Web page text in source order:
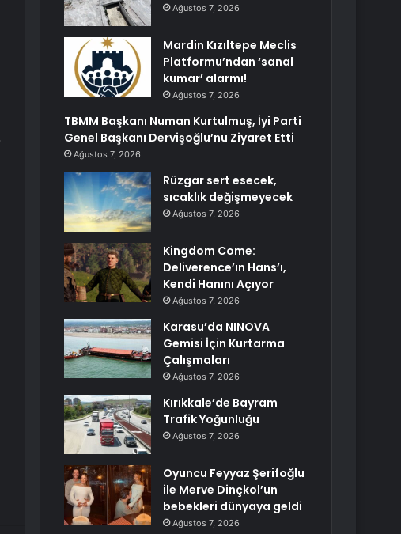
Ağustos 7, 2026
Mardin Kızıltepe Meclis
Platformu’ndan ‘sanal
kumar’ alarmı!
Ağustos 7, 2026
TBMM Başkanı Numan Kurtulmuş, İyi Parti
Genel Başkanı Dervişoğlu’nu Ziyaret Etti
Ağustos 7, 2026
Rüzgar sert esecek,
sıcaklık değişmeyecek
Ağustos 7, 2026
Kingdom Come:
Deliverence’ın Hans’ı,
Kendi Hanını Açıyor
Ağustos 7, 2026
Karasu’da NINOVA
Gemisi İçin Kurtarma
Çalışmaları
Ağustos 7, 2026
Kırıkkale’de Bayram
Trafik Yoğunluğu
Ağustos 7, 2026
Oyuncu Feyyaz Şerifoğlu
ile Merve Dinçkol’un
bebekleri dünyaya geldi
Ağustos 7, 2026